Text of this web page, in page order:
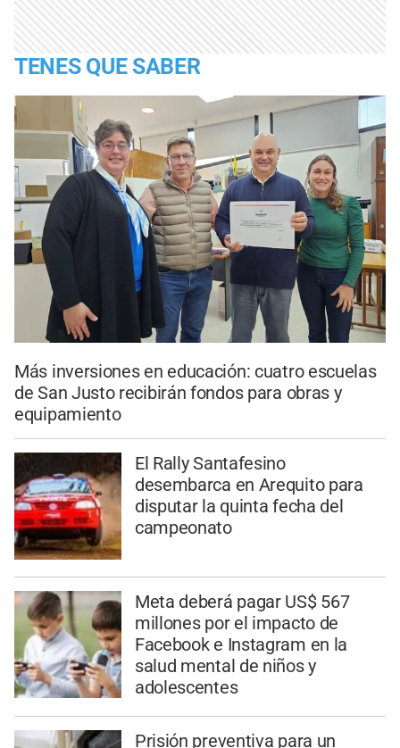
TENES QUE SABER
Más inversiones en educación: cuatro escuelas
de San Justo recibirán fondos para obras y
equipamiento
El Rally Santafesino
desembarca en Arequito para
disputar la quinta fecha del
campeonato
Meta deberá pagar US$ 567
millones por el impacto de
Facebook e Instagram en la
salud mental de niños y
adolescentes
Prisión preventiva para un